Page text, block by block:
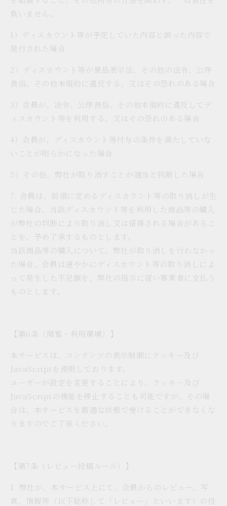
負いません。
1）ディスカウント等が予定していた内容と誤った内容で
発行された場合
2）ディスカウント等が景品表示法、その他の法令、公序
良俗、その他本規約に違反する、又はその恐れのある場合
3）会員が、法令、公序良俗、その他本規約に違反してデ
ィスカウント等を利用する、又はその恐れのある場合
4）会員が、ディスカウント等付与の条件を満たしていな
いことが明らかになった場合
5）その他、弊社が取り消すことが適当と判断した場合
7. 会員は、前項に定めるディスカウント等の取り消しが生
じた場合、当該ディスカウント等を利用した商品等の購入
が弊社の判断により取り消し又は留保される場合があるこ
とを、予め了承するものとします。
当該商品等の購入について、弊社が取り消しを行わなかっ
た場合、会員は速やかにディスカウント等の取り消しによ
って発生した不足額を、弊社の指示に従い事業者に支払う
ものとします。
【第6条（閲覧・利用環境）】
本サービスは、コンテンツの表示制御にクッキー及び
JavaScriptを使用しております。
ユーザーが設定を変更することにより、クッキー及び
JavaScriptの機能を停止することも可能ですが、その場
合は、本サービスを最適な状態で受けることができなくな
りますのでご了承ください。
【第7条（レビュー投稿ルール）】
1. 弊社が、本サービス上にて、会員からのレビュー、写
真、情報等（以下総称して「レビュー」といいます）の投